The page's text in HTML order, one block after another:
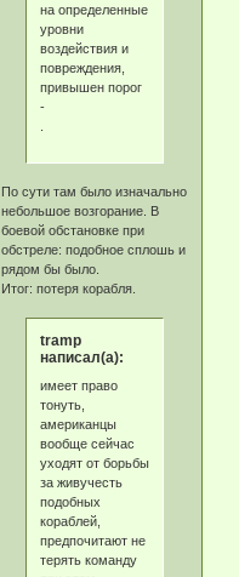
на определенные
уровни
воздействия и
повреждения,
привышен порог
-
По сути там было изначально
небольшое возгорание. В
боевой обстановке при
обстреле: подобное сплошь и
рядом бы было.
Итог: потеря корабля.
tramp
написал(а):
имеет право
тонуть,
американцы
вообще сейчас
уходят от борьбы
за живучесть
подобных
кораблей,
предпочитают не
терять команду